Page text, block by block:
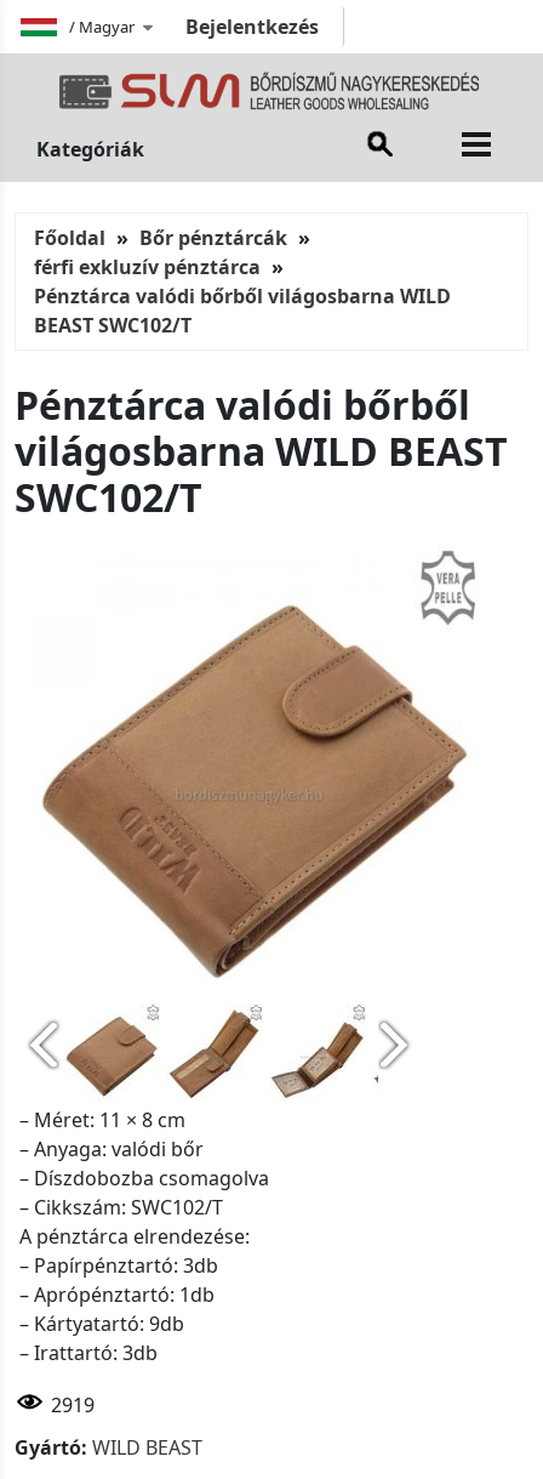
/ Magyar Bejelentkezés
Kategóriák
Főoldal
Bőr pénztárcák
férfi exkluzív pénztárca
Pénztárca valódi bőrből világosbarna WILD
BEAST SWC102/T
Pénztárca valódi bőrből
világosbarna WILD BEAST
SWC102/T
– Méret: 11 × 8 cm
– Anyaga: valódi bőr
– Díszdobozba csomagolva
– Cikkszám: SWC102/T
A pénztárca elrendezése:
– Papírpénztartó: 3db
– Aprópénztartó: 1db
– Kártyatartó: 9db
– Irattartó: 3db
2919
Gyártó: WILD BEAST